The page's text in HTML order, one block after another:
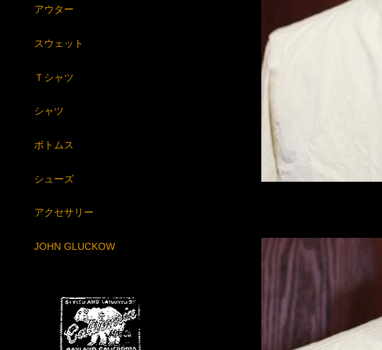
アウター
スウェット
Ｔシャツ
シャツ
ボトムス
シューズ
アクセサリー
JOHN GLUCKOW